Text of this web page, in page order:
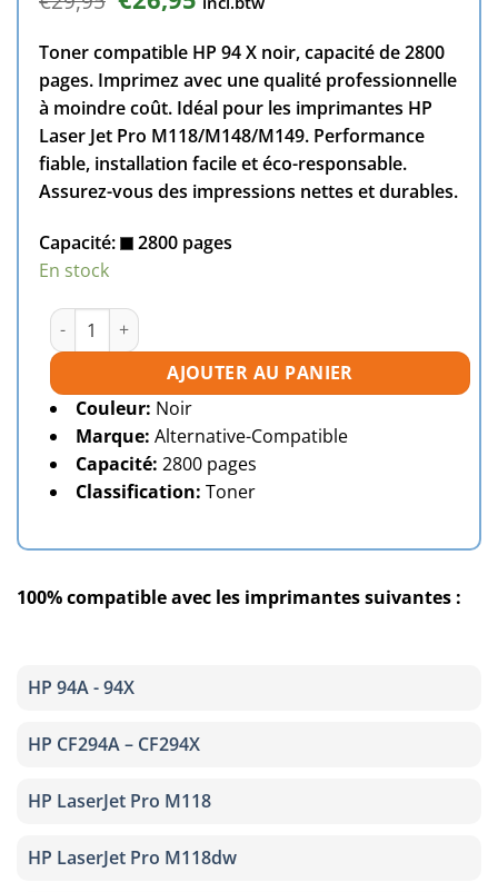
prix
initial
était :
€29,95.
prix
actuel
est :
€26,95.
Toner compatible HP 94 X noir, capacité de 2800
pages. Imprimez avec une qualité professionnelle
à moindre coût. Idéal pour les imprimantes HP
Laser Jet Pro M118/M148/M149. Performance
fiable, installation facile et éco-responsable.
Assurez-vous des impressions nettes et durables.
Capacité:
2800 pages
En stock
quantité de Toner compatible HP 94X (CF294X) noire
AJOUTER AU PANIER
Couleur: Noir
Marque: Alternative-Compatible
Capacité: 2800 pages
Classification: Toner
100% compatible avec les imprimantes suivantes :
HP 94A - 94X
HP CF294A – CF294X
HP LaserJet Pro M118
HP LaserJet Pro M118dw